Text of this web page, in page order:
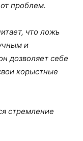
проблем.
что ложь
и
дозволяет себе
корыстные
стремление